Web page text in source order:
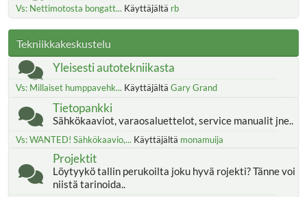
Vs: Nettimotosta bongatt... Käyttäjältä rb
Tekniikkakeskustelu
Yleisesti autotekniikasta
Vs: Millaiset humppavehk... Käyttäjältä Gary Grand
Tietopankki
Sähkökaaviot, varaosaluettelot, service manualit jne..
Vs: WANTED! Sähkökaavio,... Käyttäjältä monamuija
Projektit
Löytyykö tallin perukoilta joku hyvä rojekti? Tänne voi
niistä tarinoida..